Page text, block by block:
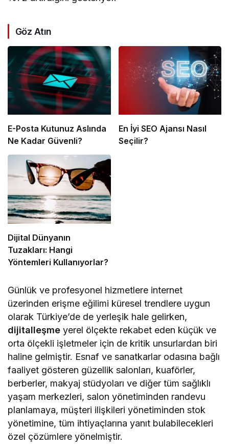
Göz Atın
E-Posta Kutunuz Aslında
Ne Kadar Güvenli?
En İyi SEO Ajansı Nasıl
Seçilir?
Dijital Dünyanın
Tuzakları: Hangi
Yöntemleri Kullanıyorlar?
Günlük ve profesyonel hizmetlere internet
üzerinden erişme eğilimi küresel trendlere uygun
olarak Türkiye’de de yerleşik hale gelirken,
dijitalleşme yerel ölçekte rekabet eden küçük ve
orta ölçekli işletmeler için de kritik unsurlardan biri
haline gelmiştir. Esnaf ve sanatkarlar odasına bağlı
faaliyet gösteren güzellik salonları, kuaförler,
berberler, makyaj stüdyoları ve diğer tüm sağlıklı
yaşam merkezleri, salon yönetiminden randevu
planlamaya, müşteri ilişkileri yönetiminden stok
yönetimine, tüm ihtiyaçlarına yanıt bulabilecekleri
özel çözümlere yönelmiştir.